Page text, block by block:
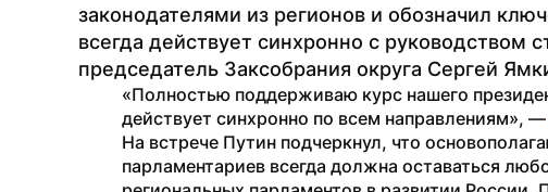
законодателями из регионов и обозначил
всегда действует синхронно с руководством
председатель Заксобрания округа Сергей
«Полностью поддерживаю курс нашего
действует синхронно по всем направлениям», —
На встрече Путин подчеркнул, что
парламентариев всегда должна оставаться